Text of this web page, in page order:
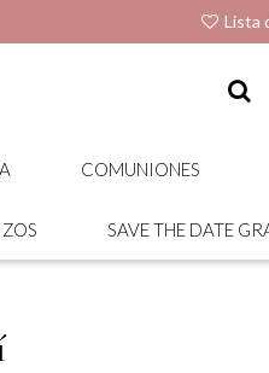
Lista
COMUNIONES
SAVE THE DATE